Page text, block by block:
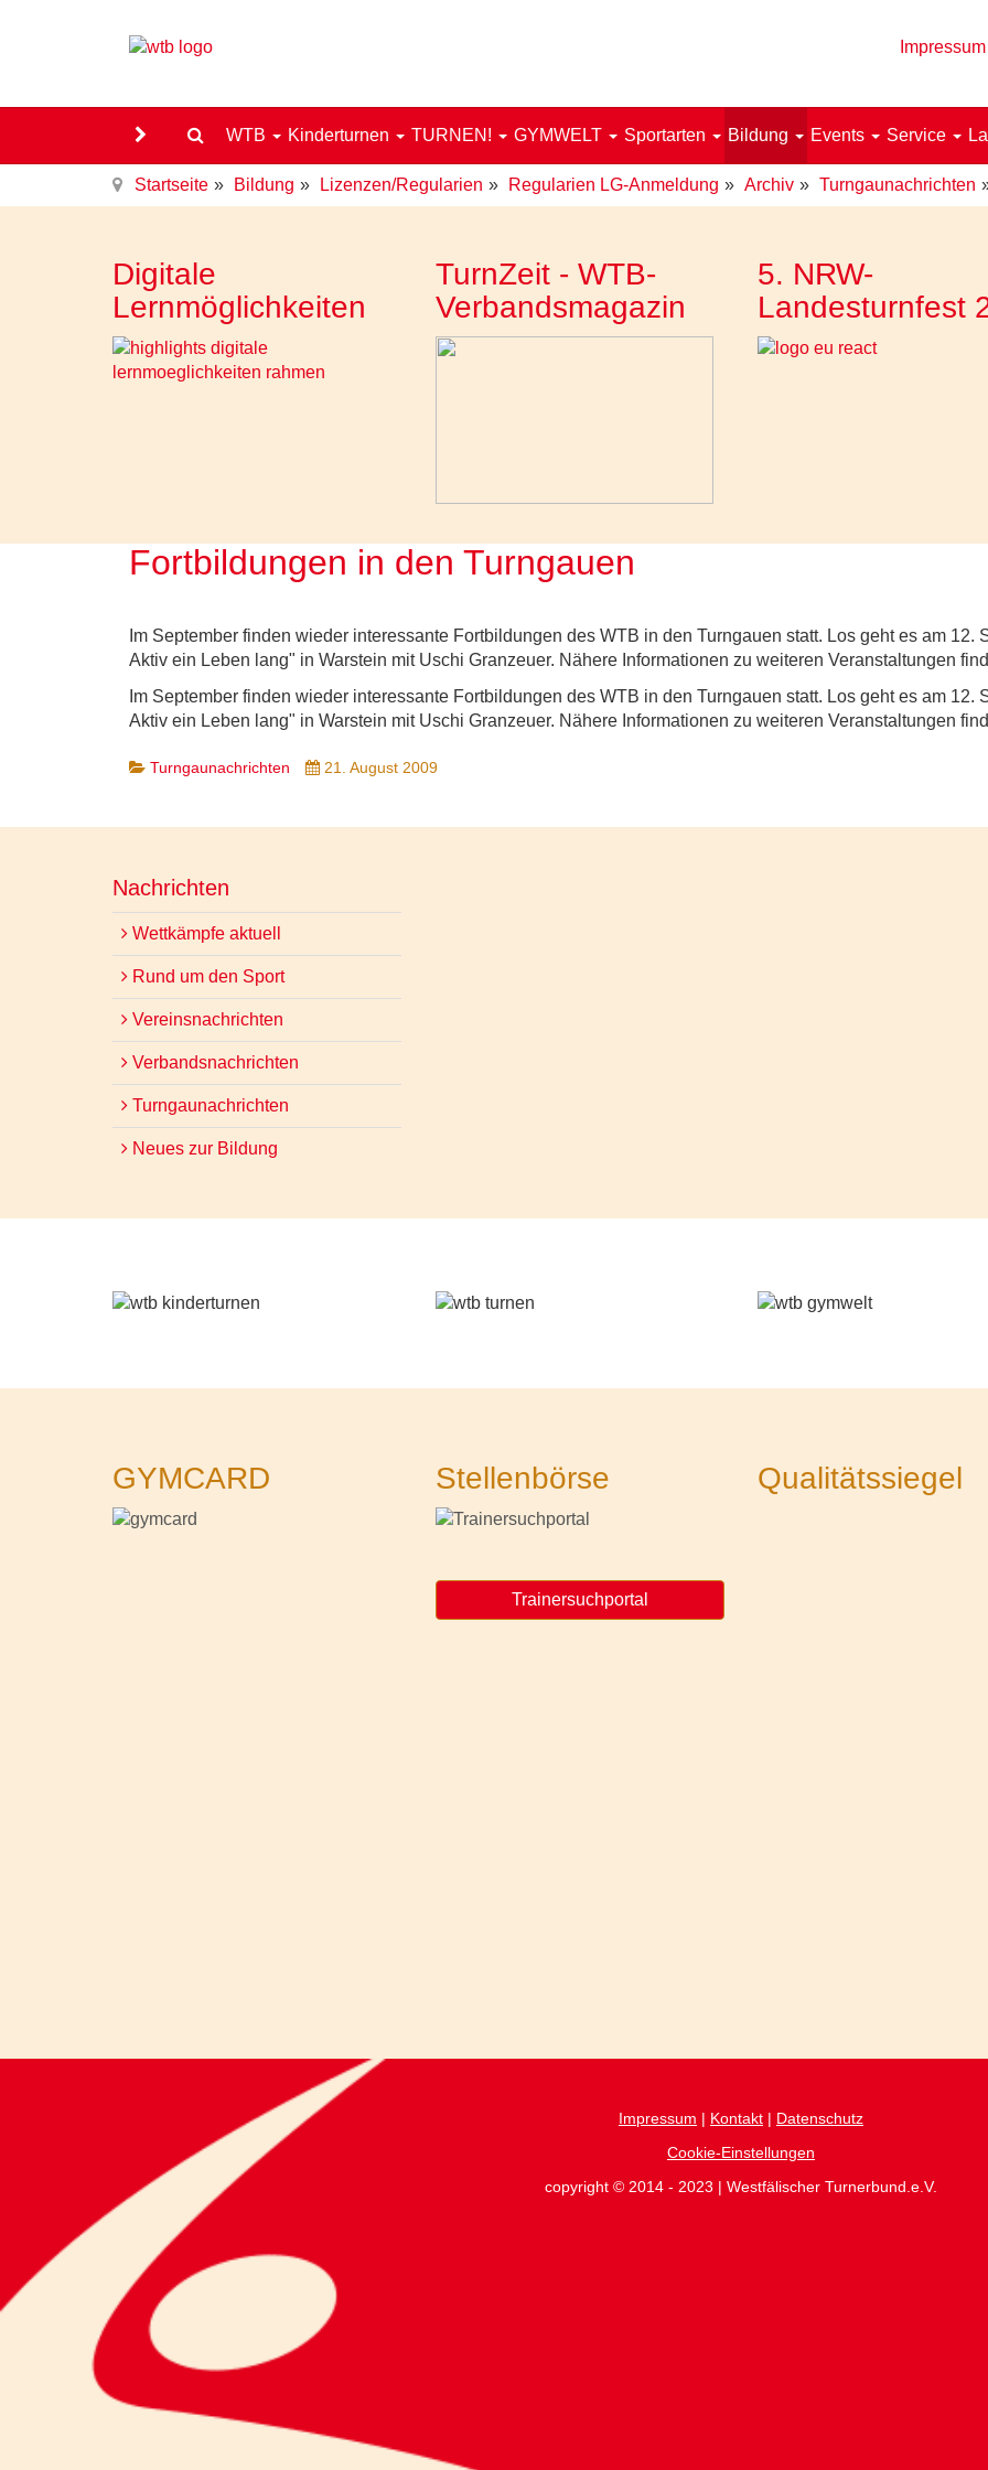
Impressum
WTB Kinderturnen TURNEN! GYMWELT Sportarten Bildung Events Service
Startseite Bildung Lizenzen/Regularien Regularien LG-Anmeldung Archiv Turngaunachrichten
Digitale
Lernmöglichkeiten
TurnZeit - WTB-
Verbandsmagazin
5. NRW-
Landesturnfest
Fortbildungen in den Turngauen
Im September finden wieder interessante Fortbildungen des WTB in den Turngauen statt. Los geht es am
Aktiv ein Leben lang" in Warstein mit Uschi Granzeuer. Nähere Informationen zu weiteren Veranstaltungen
Im September finden wieder interessante Fortbildungen des WTB in den Turngauen statt. Los geht es am
Aktiv ein Leben lang" in Warstein mit Uschi Granzeuer. Nähere Informationen zu weiteren Veranstaltungen
Turngaunachrichten 21. August 2009
Nachrichten
Wettkämpfe aktuell
Rund um den Sport
Vereinsnachrichten
Verbandsnachrichten
Turngaunachrichten
Neues zur Bildung
GYMCARD Stellenbörse
Trainersuchportal
Qualitätssiegel
Impressum | Kontakt | Datenschutz
Cookie-Einstellungen
copyright © 2014 - 2023 | Westfälischer Turnerbund.e.V.